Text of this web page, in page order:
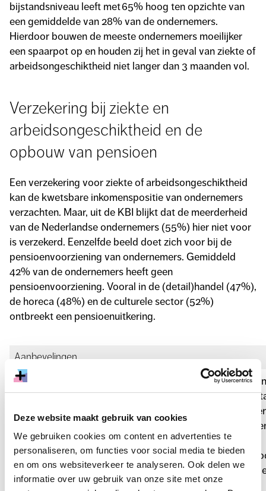
Deze website maakt gebruik van cookies
We gebruiken cookies om content en advertenties te
personaliseren, om functies voor social media te bieden
en om ons websiteverkeer te analyseren. Ook delen we
informatie over uw gebruik van onze site met onze
bijstandsniveau leeft met 65% hoog ten opzichte van
een gemiddelde van 28% van de ondernemers.
Hierdoor bouwen de meeste ondernemers moeilijker
een spaarpot op en houden zij het in geval van ziekte of
arbeidsongeschiktheid niet langer dan 3 maanden vol.
Verzekering bij ziekte en
arbeidsongeschiktheid en de
opbouw van pensioen
Een verzekering voor ziekte of arbeidsongeschiktheid
kan de kwetsbare inkomenspositie van ondernemers
verzachten. Maar, uit de KBI blijkt dat de meerderheid
van de Nederlandse ondernemers (55%) hier niet voor
is verzekerd. Eenzelfde beeld doet zich voor bij de
pensioenvoorziening van ondernemers. Gemiddeld
42% van de ondernemers heeft geen
pensioenvoorziening. Vooral in de (detail)handel (47%),
de horeca (48%) en de culturele sector (52%)
ontbreekt een pensioenuitkering.
Aanbevelingen
Voor beleidsmakers en financiële instellingen: geef
aan het belang van een verzekering voor
ziektekosten en arbeidsongeschiktheid. Naast
verzekeringen zijn broodfondsen en schenkkringen
alternatief.
Voor ondernemers: check of je in aanmerking komt
of zorgtoeslag. Toeslag aanvragen is vaak
denkt.